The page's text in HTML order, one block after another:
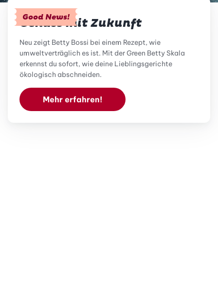
Good News!
Genuss mit Zukunft
Neu zeigt Betty Bossi bei einem Rezept, wie
umweltverträglich es ist. Mit der Green Betty Skala
erkennst du sofort, wie deine Lieblingsgerichte
ökologisch abschneiden.
Mehr erfahren!